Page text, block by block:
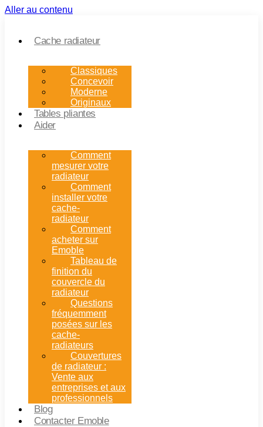
Aller au contenu
Cache radiateur
Classiques
Concevoir
Moderne
Originaux
Tables pliantes
Aider
Comment
mesurer votre
radiateur
Comment
installer votre
cache-
radiateur
Comment
acheter sur
Emoble
Tableau de
finition du
couvercle du
radiateur
Questions
fréquemment
posées sur les
cache-
radiateurs
Couvertures
de radiateur :
Vente aux
entreprises et aux
professionnels
Blog
Contacter Emoble